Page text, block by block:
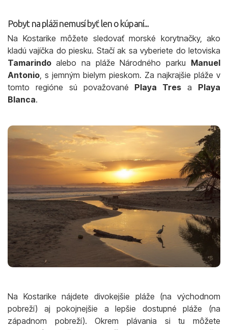
Pobyt na pláži nemusí byť len o kúpaní...
Na Kostarike môžete sledovať morské korytnačky, ako
kladú vajíčka do piesku. Stačí ak sa vyberiete do letoviska
Tamarindo alebo na pláže Národného parku Manuel
Antonio , s jemným bielym pieskom. Za najkrajšie pláže v
tomto regióne sú považované Playa Tres a Playa
Blanca.
Na Kostarike nájdete divokejšie pláže (na východnom
pobreží) aj pokojnejšie a lepšie dostupné pláže (na
západnom pobreží). Okrem plávania si tu môžete